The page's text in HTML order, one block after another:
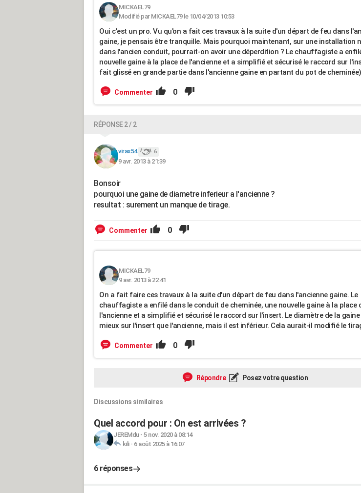
MICKAEL79
Modifié par MICKAEL79 le 10/04/2013 10:53
Oui c'est un pro. Vu qu'on a fait ces travaux à la suite d'un départ de feu dans
gaine, je pensais être tranquille. Mais pourquoi maintenant, sur une installation
dans l'ancien conduit, pourrait-on avoir une déperdition ? Le chauffagiste a
nouvelle gaine à la place de l'ancienne et a simplifié et sécurisé le raccord sur
fait glissé en grande partie dans l'ancienne gaine en partant du pot de
Commenter 0
RÉPONSE 2 / 2
virax54 6
9 avr. 2013 à 21:39
Bonsoir
pourquoi une gaine de diametre inferieur a l'ancienne ?
resultat : surement un manque de tirage.
Commenter 0
MICKAEL79
9 avr. 2013 à 22:41
On a fait faire ces travaux à la suite d'un départ de feu dans l'ancienne gaine. Le
chauffagiste a enfilé dans le conduit de cheminée, une nouvelle gaine à la place
l'ancienne et a simplifié et sécurisé le raccord sur l'insert. Le diamètre de la
mieux sur l'insert que l'ancienne, mais il est inférieur. Cela aurait-il modifié le
Commenter 0
Répondre Posez votre question
Discussions similaires
Quel accord pour : On est arrivées ?
JEREMdu- 5 nov. 2020 à 08:14
kili- 6 août 2025 à 16:07
6 réponses